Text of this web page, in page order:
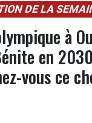
DE LA
à
en
vous ce